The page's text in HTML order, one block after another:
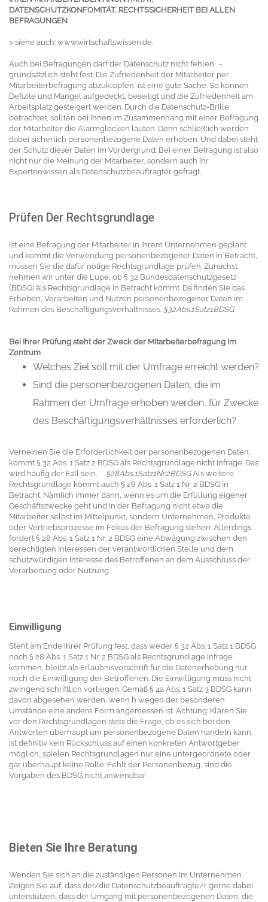
DATENSCHUTZKONFOMITÄT, RECHTSSICHERHEIT BEI ALLEN
BEFRAGUNGEN
> siehe auch: www.wirtschaftswissen.de.
Auch bei Befragungen darf der Datenschutz nicht fehlen -
grundsätzlich steht fest: Die Zufriedenheit der Mitarbeiter per
Mitarbeiterbefragung abzuklopfen, ist eine gute Sache. So können
Defizite und Mängel aufgedeckt, beseitigt und die Zufriedenheit am
Arbeitsplatz gesteigert werden. Durch die Datenschutz-Brille
betrachtet, sollten bei Ihnen im Zusammenhang mit einer Befragung
der Mitarbeiter die Alarmglocken läuten. Denn schließlich werden
dabei sicherlich personenbezogene Daten erhoben. Und dabei steht
der Schutz dieser Daten im Vordergrund. Bei einer Befragung ist also
nicht nur die Meinung der Mitarbeiter, sondern auch Ihr
Expertenwissen als Datenschutzbeauftragter gefragt.
Prüfen Der Rechtsgrundlage
Ist eine Befragung der Mitarbeiter in Ihrem Unternehmen geplant
und kommt die Verwendung personenbezogener Daten in Betracht,
müssen Sie die dafür nötige Rechtsgrundlage prüfen. Zunächst
nehmen wir unter die Lupe, ob § 32 Bundesdatenschutzgesetz
(BDSG) als Rechtsgrundlage in Betracht kommt. Da finden Sie das
Erheben, Verarbeiten und Nutzen personenbezogener Daten im
Rahmen des Beschäftigungsverhältnisses. §32Abs.1Satz1BDSG
Bei Ihrer Prüfung steht der Zweck der Mitarbeiterbefragung im
Zentrum
Welches Ziel soll mit der Umfrage erreicht werden?
Sind die personenbezogenen Daten, die im
Rahmen der Umfrage erhoben werden, für Zwecke
des Beschäftigungsverhältnisses erforderlich?
Verneinen Sie die Erforderlichkeit der personenbezogenen Daten,
kommt § 32 Abs. 1 Satz 2 BDSG als Rechtsgrundlage nicht infrage. Das
wird häufig der Fall sein. §28Abs.1Satz1Nr.2BDSGAls weitere
Rechtsgrundlage kommt auch § 28 Abs. 1 Satz 1 Nr. 2 BDSG in
Betracht. Nämlich immer dann, wenn es um die Erfüllung eigener
Geschäftszwecke geht und in der Befragung nicht etwa die
Mitarbeiter selbst im Mittelpunkt, sondern Unternehmen, Produkte
oder Vertriebsprozesse im Fokus der Befragung stehen. Allerdings
fordert § 28 Abs. 1 Satz 1 Nr. 2 BDSG eine Abwägung zwischen den
berechtigten Interessen der verantwortlichen Stelle und dem
schutzwürdigen Interesse des Betroffenen an dem Ausschluss der
Verarbeitung oder Nutzung.
Einwilligung
Steht am Ende Ihrer Prüfung fest, dass weder § 32 Abs. 1 Satz 1 BDSG
noch § 28 Abs. 1 Satz 1 Nr. 2 BDSG als Rechtsgrundlage infrage
kommen, bleibt als Erlaubnisvorschrift für die Datenerhebung nur
noch die Einwilligung der Betroffenen. Die Einwilligung muss nicht
zwingend schriftlich vorliegen. Gemäß § 4a Abs. 1 Satz 3 BDSG kann
davon abgesehen werden, wenn h wegen der besonderen
Umstände eine andere Form angemessen ist. Achtung: Klären Sie
vor den Rechtsgrundlagen stets die Frage, ob es sich bei den
Antworten überhaupt um personenbezogene Daten handeln kann.
Ist definitiv kein Rückschluss auf einen konkreten Antwortgeber
möglich, spielen Rechtsgrundlagen nur eine untergeordnete oder
gar überhaupt keine Rolle. Fehlt der Personenbezug, sind die
Vorgaben des BDSG nicht anwendbar.
Bieten Sie Ihre Beratung
Wenden Sie sich an die zuständigen Personen im Unternehmen.
Zeigen Sie auf, dass der/die Datenschutzbeauftragte/r gerne dabei
unterstützen, dass der Umgang mit personenbezogenen Daten, die